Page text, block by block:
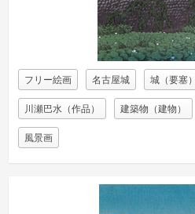
フリー絵画 名古屋城 城（要塞）
川瀬巴水（作品） 建築物（建物）
風景画